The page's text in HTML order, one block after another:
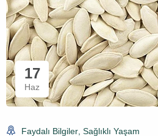
17
Haz
Faydalı Bilgiler Sağlıklı Yaşam